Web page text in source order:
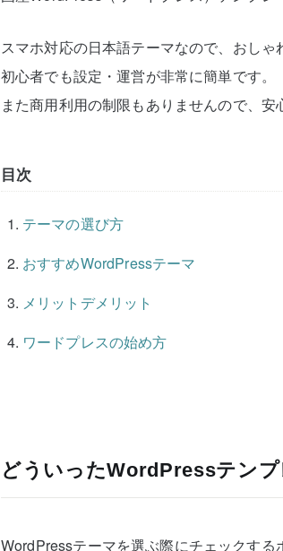
スマホ対応の日本語テーマなので、おしゃ
初心者でも設定・運営が非常に簡単です。
また商用利用の制限もありませんので、安
目次
テーマの選び方
おすすめWordPressテーマ
メリットデメリット
ワードプレスの始め方
どういったWordPressテン
WordPressテーマを選ぶ際にチェックする